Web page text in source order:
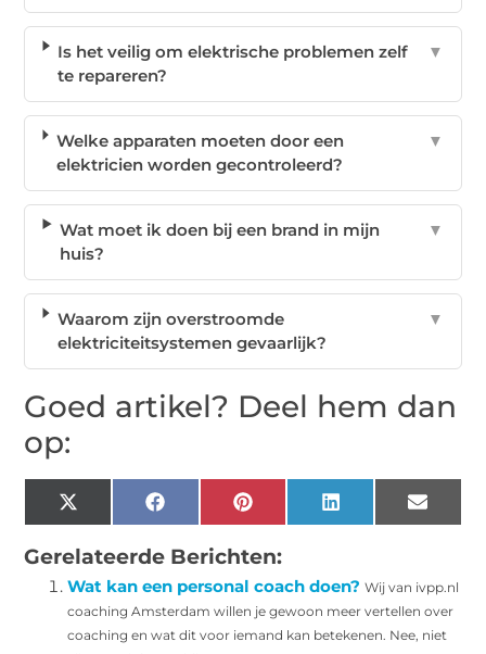
Is het veilig om elektrische problemen zelf
te repareren?
▼
Welke apparaten moeten door een
elektricien worden gecontroleerd?
▼
Wat moet ik doen bij een brand in mijn
huis?
▼
Waarom zijn overstroomde
elektriciteitsystemen gevaarlijk?
▼
Goed artikel? Deel hem dan
op:
X
(Twitter)
Facebook Pinterest LinkedIn Email
Gerelateerde Berichten:
Wat kan een personal coach doen? Wij van ivpp.nl
coaching Amsterdam willen je gewoon meer vertellen over
coaching en wat dit voor iemand kan betekenen. Nee, niet